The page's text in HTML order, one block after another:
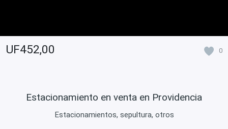
UF452,00 0
Estacionamiento en venta en Providencia
Estacionamientos, sepultura, otros